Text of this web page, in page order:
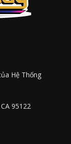
Hệ Thống
95122